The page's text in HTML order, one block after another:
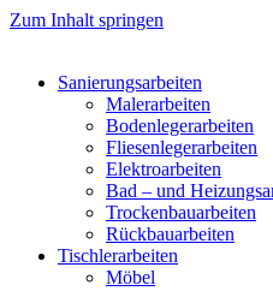
Zum Inhalt springen
Sanierungsarbeiten
Malerarbeiten
Bodenlegerarbeiten
Fliesenlegerarbeiten
Elektroarbeiten
Bad – und
Trockenbauarbeiten
Rückbauarbeiten
Tischlerarbeiten
Möbel